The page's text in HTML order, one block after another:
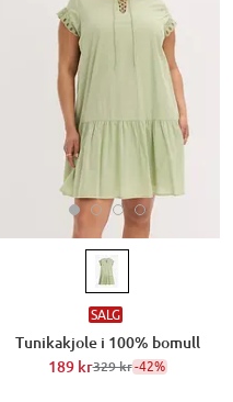
SALG
Tunikakjole i 100% bomull
189 kr329 kr-42%